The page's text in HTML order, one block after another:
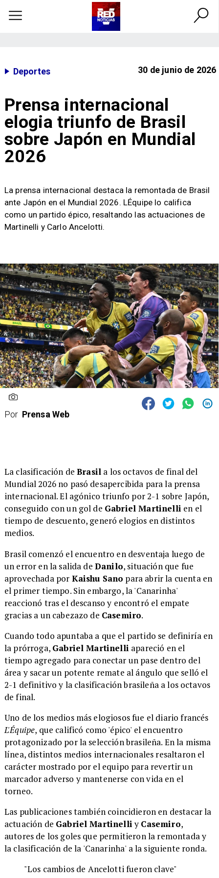
Deportes 30 de junio de 2026
Prensa internacional
elogia triunfo de Brasil
sobre Japón en Mundial
2026
La prensa internacional destaca la remontada de Brasil
ante Japón en el Mundial 2026. LÉquipe lo califica
como un partido épico, resaltando las actuaciones de
Martinelli y Carlo Ancelotti.
Por Prensa Web
La clasificación deBrasil a los octavos de final del
Mundial 2026 no pasó desapercibida para la prensa
internacional. El agónico triunfo por 2-1 sobre Japón,
conseguido con un gol de Gabriel Martinellien el
tiempo de descuento, generó elogios en distintos
medios.
Brasil comenzó el encuentro en desventaja luego de
un error en la salida de Danilo, situación que fue
aprovechada por Kaishu Sano para abrir la cuenta en
el primer tiempo. Sin embargo, la 'Canarinha'
reaccionó tras el descanso y encontró el empate
gracias a un cabezazo de Casemiro.
Cuando todo apuntaba a que el partido se definiría en
la prórroga, Gabriel Martinelliapareció en el
tiempo agregado para conectar un pase dentro del
área y sacar un potente remate al ángulo que selló el
2-1 definitivo y la clasificación brasileña a los octavos
de final.
Uno de los medios más elogiosos fue el diario francés
L'Équipe, que calificó como 'épico' el encuentro
protagonizado por la selección brasileña. En la misma
línea, distintos medios internacionales resaltaron el
carácter mostrado por el equipo para revertir un
marcador adverso y mantenerse con vida en el
torneo.
Las publicaciones también coincidieron en destacar la
actuación de Gabriel Martinelliy Casemiro,
autores de los goles que permitieron la remontada y
la clasificación de la 'Canarinha' a la siguiente ronda.
"Los cambios de Ancelotti fueron clave"